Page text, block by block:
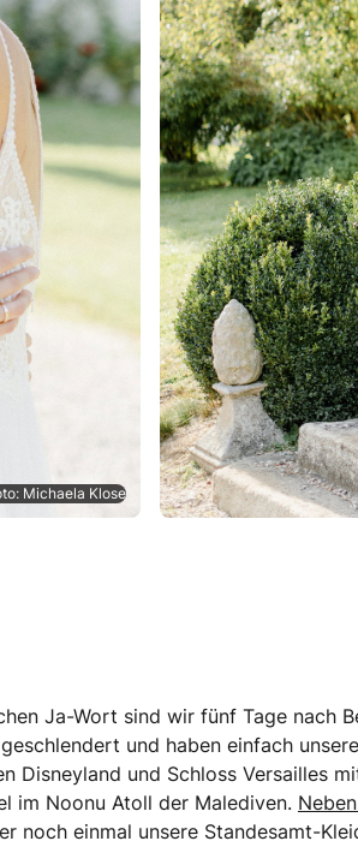
Michaela Klose
Ja-Wort sind wir fünf Tage nach
und haben einfach
Disneyland und Schloss Versailles
im Noonu Atoll der Malediven.
noch einmal unsere Standesamt-